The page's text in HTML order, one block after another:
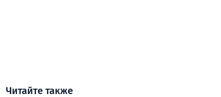
Читайте также